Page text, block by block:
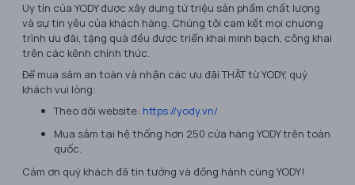
Uy tín của YODY được xây dựng từ triệu sản phẩm chất lượng
và sự tin yêu của khách hàng. Chúng tôi cam kết mọi chương
trình ưu đãi, tặng quà đều được triển khai minh bạch, công khai
trên các kênh chính thức.
Để mua sắm an toàn và nhận các ưu đãi THẬT từ YODY, quý
khách vui lòng:
Theo dõi website: https://yody.vn/
Mua sắm tại hệ thống hơn 250 cửa hàng YODY trên toàn
quốc.
Cảm ơn quý khách đã tin tưởng và đồng hành cùng YODY!